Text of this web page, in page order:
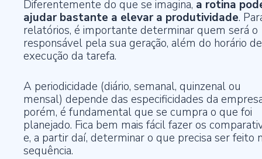
Diferentemente do que se imagina, a rotina
ajudar bastante a elevar a produtividade.
relatórios, é importante determinar quem será o
responsável pela sua geração, além do horário de
execução da tarefa.
A periodicidade (diário, semanal, quinzenal ou
mensal) depende das especificidades da
porém, é fundamental que se cumpra o que foi
planejado. Fica bem mais fácil fazer os
e, a partir daí, determinar o que precisa ser feito
sequência.